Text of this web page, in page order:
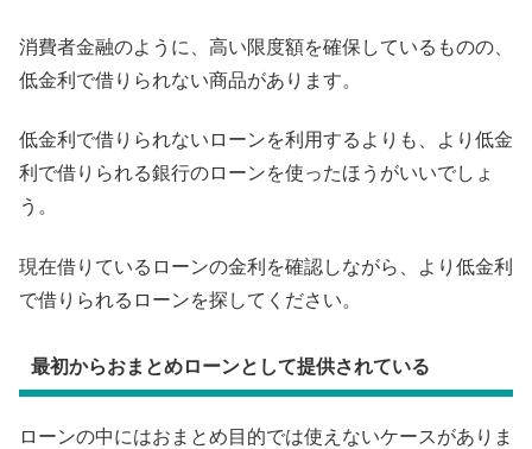
消費者金融のように、高い限度額を確保しているものの、
低金利で借りられない商品があります。
低金利で借りられないローンを利用するよりも、より低金
利で借りられる銀行のローンを使ったほうがいいでしょ
う。
現在借りているローンの金利を確認しながら、より低金利
で借りられるローンを探してください。
最初からおまとめローンとして提供されている
ローンの中にはおまとめ目的では使えないケースがありま